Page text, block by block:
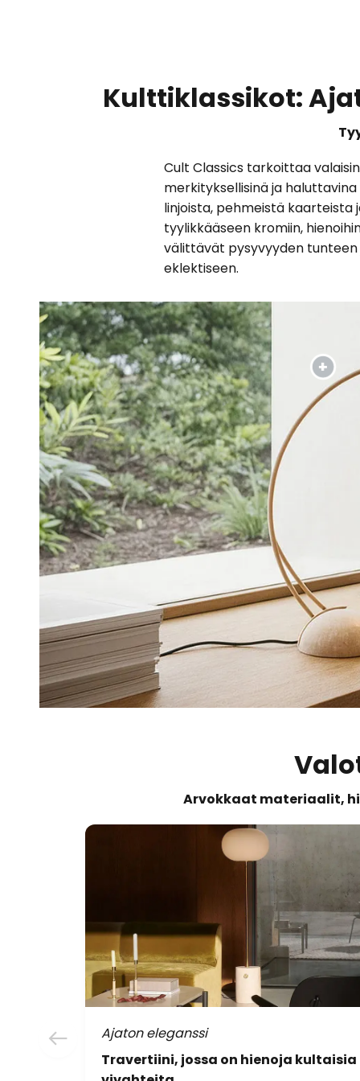
Kulttiklassikot:
Cult Classics tarkoittaa
merkityksellisinä ja
linjoista, pehmeistä
tyylikkääseen kromiin,
välittävät pysyvyyden tunteen
eklektiseen.
Arvokkaat materiaalit,
Ajaton eleganssi
Travertiini, jossa on hienoja kultaisia